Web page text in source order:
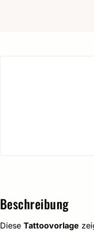
Beschreibung
Diese Tattoovorlage